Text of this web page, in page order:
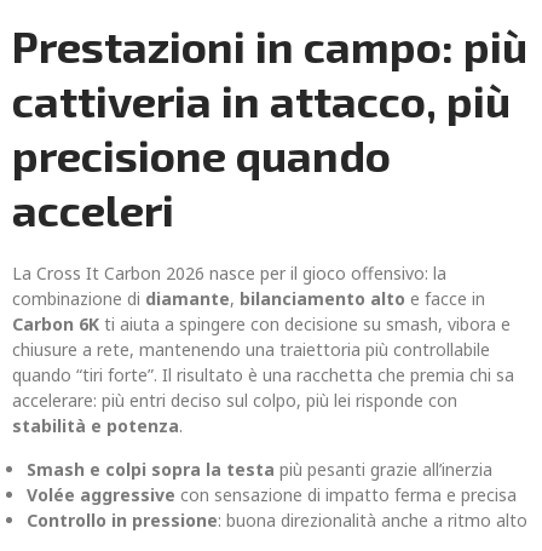
Prestazioni in campo: più
cattiveria in attacco, più
precisione quando
acceleri
La Cross It Carbon 2026 nasce per il gioco offensivo: la
combinazione di diamante, bilanciamento alto e facce in
Carbon 6K ti aiuta a spingere con decisione su smash, vibora e
chiusure a rete, mantenendo una traiettoria più controllabile
quando “tiri forte”. Il risultato è una racchetta che premia chi sa
accelerare: più entri deciso sul colpo, più lei risponde con
stabilità e potenza.
Smash e colpi sopra la testa più pesanti grazie all’inerzia
Volée aggressive con sensazione di impatto ferma e precisa
Controllo in pressione: buona direzionalità anche a ritmo alto